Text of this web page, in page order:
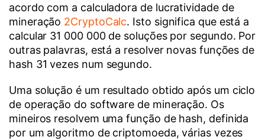
acordo com a calculadora de lucratividade de
mineração 2CryptoCalc. Isto significa que está a
calcular 31 000 000 de soluções por segundo. Por
outras palavras, está a resolver novas funções de
hash 31 vezes num segundo.
Uma solução é um resultado obtido após um ciclo
de operação do software de mineração. Os
mineiros resolvem uma função de hash, definida
por um algoritmo de criptomoeda, várias vezes